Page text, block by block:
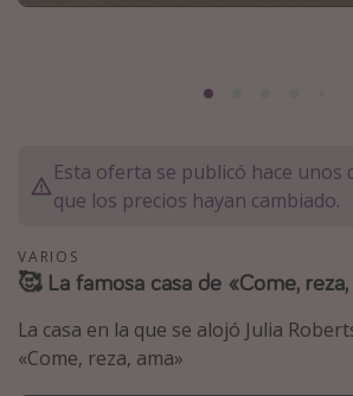
Maldivas
Albania
Inspiración para viajes
Camping
Glamping
Esta oferta se publicó hace unos
que los precios hayan cambiado.
VARIOS
🥰 La famosa casa de «Come,
La casa en la que se alojó Julia
«Come, reza, ama»